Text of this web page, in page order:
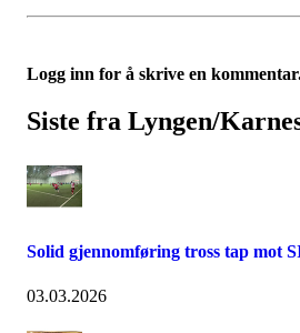
Logg inn for å skrive en
Siste fra Lyngen/
Solid gjennomføring tross tap mot
03.03.2026